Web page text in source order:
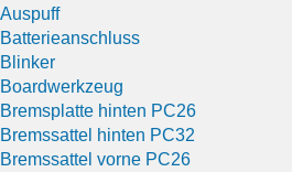
Auspuff
Batterieanschluss
Blinker
Boardwerkzeug
Bremsplatte hinten PC26
Bremssattel hinten PC32
Bremssattel vorne PC26